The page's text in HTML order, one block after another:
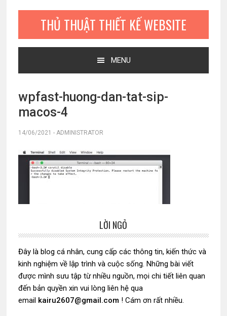
THỦ THUẬT THIẾT KẾ WEBSITE
MENU
wpfast-huong-dan-tat-sip-
macos-4
14/06/2021 - ADMINISTRATOR
chính
LỜI NGỎ
Đây là blog cá nhân, cung cấp các thông tin, kiến thức và
kinh nghiệm về lập trình và cuộc sống. Những bài viết
được mình sưu tập từ nhiều nguồn, mọi chi tiết liên quan
đến bản quyền xin vui lòng liên hệ qua
email kairu2607@gmail.com ! Cám ơn rất nhiều.